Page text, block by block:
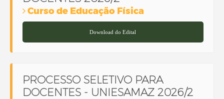
Curso de Educação Física
Download do Edital
PROCESSO SELETIVO PARA
DOCENTES - UNIESAMAZ 2026/2